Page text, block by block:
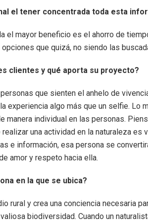
el tener concentrada toda esta
el mayor beneficio es el ahorro de
que quizá, no siendo las
clientes y qué aporta su proyecto?
que sienten el anhelo de
experiencia algo más que un selfie. Lo
manera individual en las personas.
una actividad en la naturaleza es
e información, esa persona se
amor y respeto hacia ella.
en la que se ubica?
rural y crea una conciencia necesaria
biodiversidad. Cuando un